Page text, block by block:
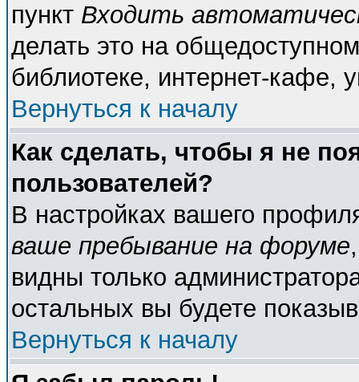
пункт Входить
делать это на
библиотеке, интернет-кафе,
Вернуться к началу
Как сделать, чтобы я не
пользователей?
В настройках вашего
ваше пребывание на форуме
видны только
остальных вы будете
Вернуться к началу